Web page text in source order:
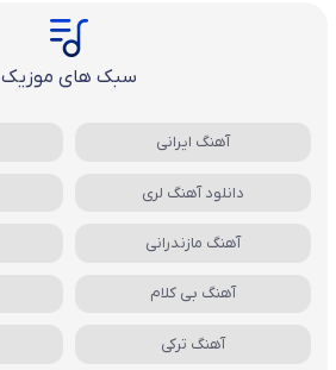
سبک های موزیک
آهنگ ایرانی
دانلود آهنگ لری
آهنگ مازندرانی
آهنگ بی کلام
آهنگ ترکی